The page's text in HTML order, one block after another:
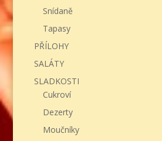
Snídaně
Tapasy
PŘÍLOHY
SALÁTY
SLADKOSTI
Cukroví
Dezerty
Moučníky